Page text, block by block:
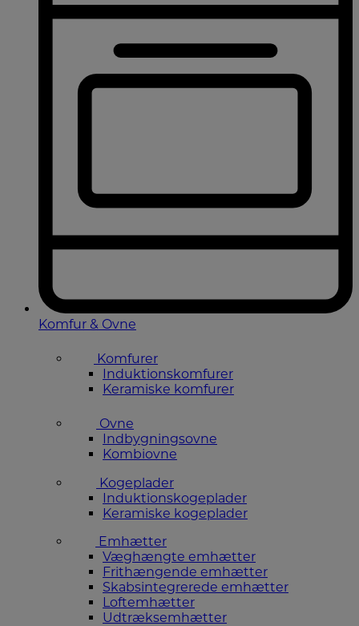
Komfur & Ovne
Komfurer
Induktionskomfurer
Keramiske komfurer
Ovne
Indbygningsovne
Kombiovne
Kogeplader
Induktionskogeplader
Keramiske kogeplader
Emhætter
Væghængte emhætter
Frithængende emhætter
Skabsintegrerede emhætter
Loftemhætter
Udtræksemhætter